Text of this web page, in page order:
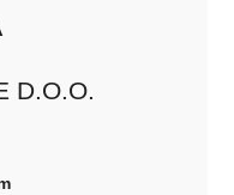
D.O.O.